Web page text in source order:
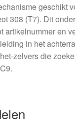
geschikt
308 (T7). Dit
artikelnummer en
in het
die